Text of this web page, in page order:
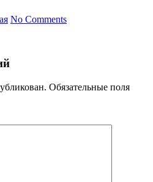
No Comments
Обязательные поля